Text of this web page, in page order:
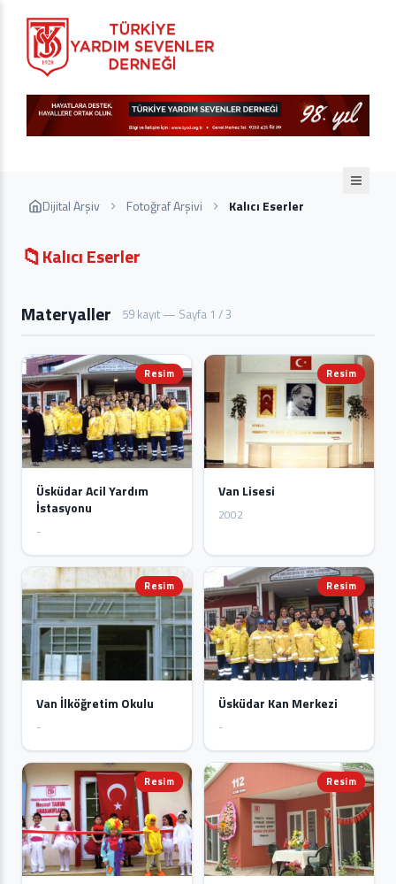
Dijital Arşiv Fotoğraf Arşivi Kalıcı Eserler
📁Kalıcı Eserler
Materyaller 59 kayıt — Sayfa 1 / 3
Resim
Üsküdar Acil Yardım
İstasyonu
-
Resim
Van Lisesi
2002
Resim
Van İlköğretim Okulu
-
Resim
Üsküdar Kan Merkezi
-
Resim Resim